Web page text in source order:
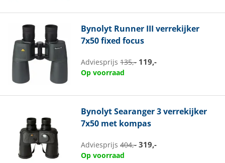
Bynolyt Runner III verrekijker
7x50 fixed focus
Adviesprijs135,- 119,-
Op voorraad
BynolytSearanger 3 verrekijker
7x50 met kompas
Adviesprijs404,- 319,-
Op voorraad